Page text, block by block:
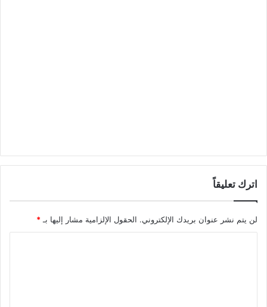
اترك تعليقاً
لن يتم نشر عنوان بريدك الإلكتروني. الحقول الإلزامية مشار إليها بـ *